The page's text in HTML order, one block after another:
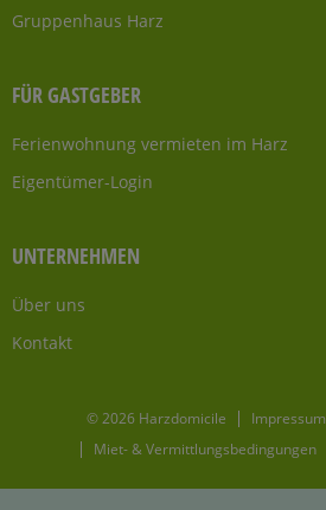
Gruppenhaus Harz
FÜR GASTGEBER
Ferienwohnung vermieten im Harz
Eigentümer-Login
UNTERNEHMEN
Über uns
Kontakt
© 2026 Harzdomicile Impressum
Miet- & Vermittlungsbedingungen